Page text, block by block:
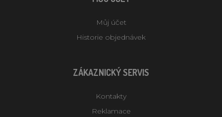
Můj účet
Historie objednávek
ZÁKAZNICKÝ SERVIS
Kontakty
Reklamace